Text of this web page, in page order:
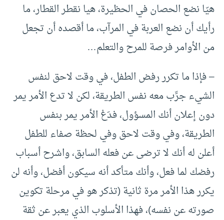
هيّا نضع الحصان في الحظيرة، هيا نقطر القطار، ما
رأيك أن نضع العربة في المرآب، ما أقصده أن تجعل
من الأوامر فرصة للمرح والتعلم…
– فإذا ما تكرر رفض الطفل، في وقت لاحق لنفس
الشيء جرِّب معه نفس الطريقة، لكن لا تدع الأمر يمر
دون إعلان أنك المسؤول، فدَعْ الأمر يمر بنفس
الطريقة، وفي وقت لاحق وفي لحظة صفاء للطفل
أعلن له أنك لا ترضى عن فعله السابق، واشرح أسباب
رفضك لما فعل، وأنك متأكد أنه سيكون أفضل، وأنه لن
يكرر هذا الأمر مرة ثانية (تذكر هو في مرحلة تكوين
صورته عن نفسه)، فهذا الأسلوب الذي يعبر عن ثقة